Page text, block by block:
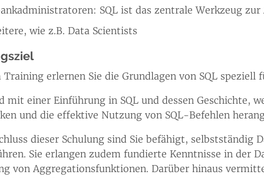
SQL ist das zentrale Werkzeug
wie z.B. Data Scientists
Training erlernen Sie die Grundlagen von SQL speziell
mit einer Einführung in SQL und dessen Geschichte,
und die effektive Nutzung von SQL-Befehlen
dieser Schulung sind Sie befähigt, selbstständig
Sie erlangen zudem fundierte Kenntnisse in der
von Aggregationsfunktionen. Darüber hinaus